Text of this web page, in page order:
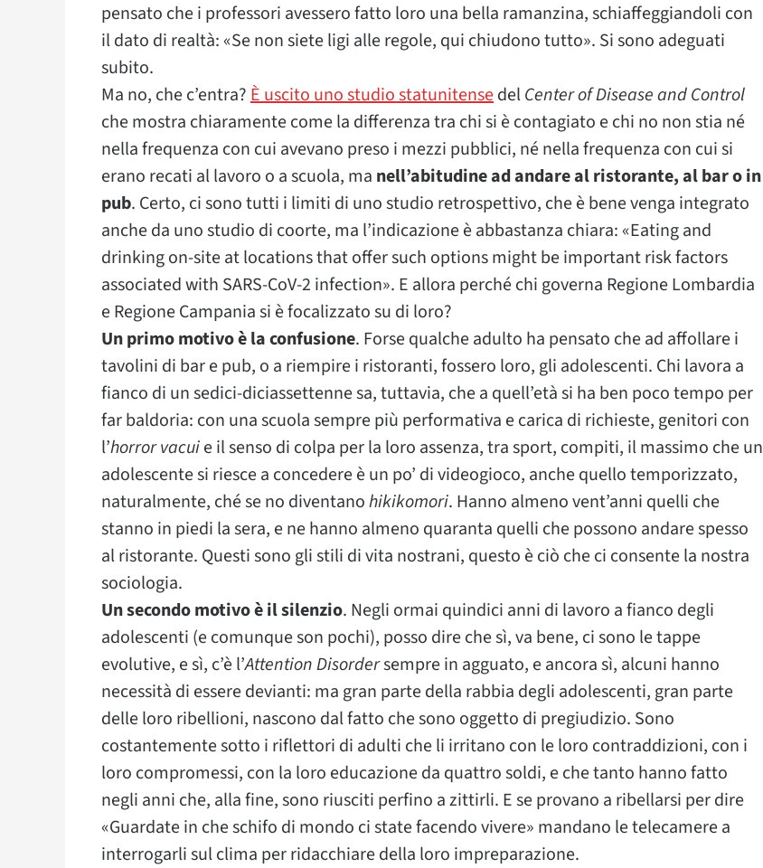
pensato che i professori avessero fatto loro una bella ramanzina, schiaffeggiandoli con
il dato di realtà: «Se non siete ligi alle regole, qui chiudono tutto». Si sono adeguati
subito.
Ma no, che c’entra?È uscito uno studio statunitensedelCenter of Disease and Control
che mostra chiaramente come la differenza tra chi si è contagiato e chi no non stia né
nella frequenza con cui avevano preso i mezzi pubblici, né nella frequenza con cui si
erano recati al lavoro o a scuola, ma nell’abitudine ad andare al ristorante, al bar o in
pub. Certo, ci sono tutti i limiti di uno studio retrospettivo, che è bene venga integrato
anche da uno studio di coorte, ma l’indicazione è abbastanza chiara: «Eating and
drinking on-site at locations that offer such options might be important risk factors
associated with SARS-CoV-2 infection». E allora perché chi governa Regione Lombardia
e Regione Campania si è focalizzato su di loro?
Un primo motivo è la confusione. Forse qualche adulto ha pensato che ad affollare i
tavolini di bar e pub, o a riempire i ristoranti, fossero loro, gli adolescenti. Chi lavora a
fianco di un sedici-diciassettenne sa, tuttavia, che a quell’età si ha ben poco tempo per
far baldoria: con una scuola sempre più performativa e carica di richieste, genitori con
l’horror vacuie il senso di colpa per la loro assenza, tra sport, compiti, il massimo che un
adolescente si riesce a concedere è un po’ di videogioco, anche quello temporizzato,
naturalmente, ché se no diventanohikikomori. Hanno almeno vent’anni quelli che
stanno in piedi la sera, e ne hanno almeno quaranta quelli che possono andare spesso
al ristorante. Questi sono gli stili di vita nostrani, questo è ciò che ci consente la nostra
sociologia.
Un secondo motivo è il silenzio. Negli ormai quindici anni di lavoro a fianco degli
adolescenti (e comunque son pochi), posso dire che sì, va bene, ci sono le tappe
evolutive, e sì, c’è l’Attention Disordersempre in agguato, e ancora sì, alcuni hanno
necessità di essere devianti: ma gran parte della rabbia degli adolescenti, gran parte
delle loro ribellioni, nascono dal fatto che sono oggetto di pregiudizio. Sono
costantemente sotto i riflettori di adulti che li irritano con le loro contraddizioni, con i
loro compromessi, con la loro educazione da quattro soldi, e che tanto hanno fatto
negli anni che, alla fine, sono riusciti perfino a zittirli. E se provano a ribellarsi per dire
«Guardate in che schifo di mondo ci state facendo vivere» mandano le telecamere a
interrogarli sul clima per ridacchiare della loro impreparazione.